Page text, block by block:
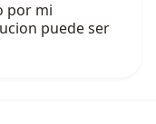
por mi
puede ser